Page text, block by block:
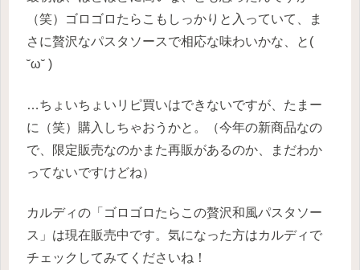
（笑）ゴロゴロたらこもしっかりと入っていて、ま
さに贅沢なパスタソースで相応な味わいかな、と(
˘ω˘ )
…ちょいちょいリピ買いはできないですが、たまー
に（笑）購入しちゃおうかと。（今年の新商品なの
で、限定販売なのかまた再販があるのか、まだわか
ってないですけどね）
カルディの「ゴロゴロたらこの贅沢和風パスタソー
ス」は現在販売中です。気になった方はカルディで
チェックしてみてくださいね！